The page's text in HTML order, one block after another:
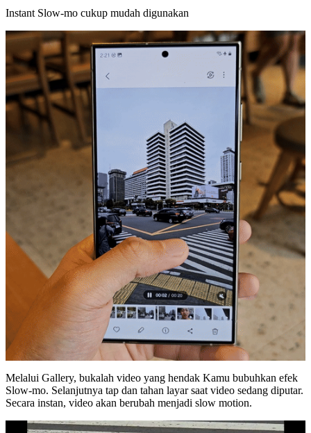
Instant Slow-mo cukup mudah digunakan
Melalui Gallery, bukalah video yang hendak Kamu bubuhkan efek
Slow-mo. Selanjutnya tap dan tahan layar saat video sedang diputar.
Secara instan, video akan berubah menjadi slow motion.